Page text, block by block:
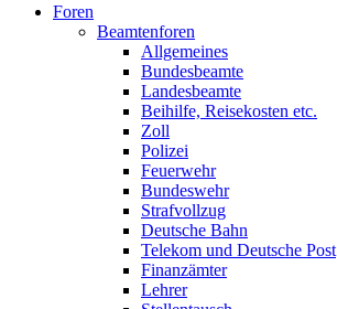
Foren
Beamtenforen
Allgemeines
Bundesbeamte
Landesbeamte
Beihilfe, Reisekosten etc.
Zoll
Polizei
Feuerwehr
Bundeswehr
Strafvollzug
Deutsche Bahn
Telekom und Deutsche Post
Finanzämter
Lehrer